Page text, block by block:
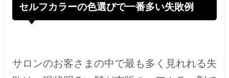
セルフカラーの色選びで一番多い失敗例
サロンのお客さまの中で最も多く見れれる失